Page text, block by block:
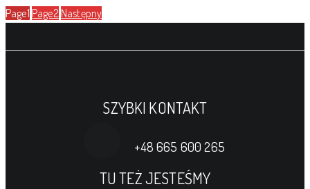
Page1 Page2 Następny
SZYBKI KONTAKT
+48 665 600 265
TU TEŻ JESTEŚMY